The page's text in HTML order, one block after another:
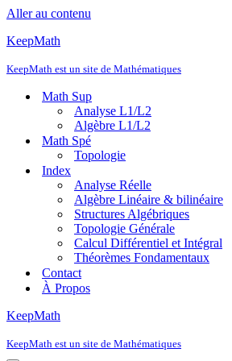
Aller au contenu
KeepMath
KeepMath est un site de Mathématiques
Math Sup
Analyse L1/L2
Algèbre L1/L2
Math Spé
Topologie
Index
Analyse Réelle
Algèbre Linéaire & bilinéaire
Structures Algébriques
Topologie Générale
Calcul Différentiel et Intégral
Théorèmes Fondamentaux
Contact
À Propos
KeepMath
KeepMath est un site de Mathématiques